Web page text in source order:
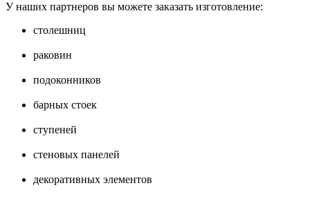
У наших партнеров вы можете заказать изготовление:
столешниц
раковин
подоконников
барных стоек
ступеней
стеновых панелей
декоративных элементов